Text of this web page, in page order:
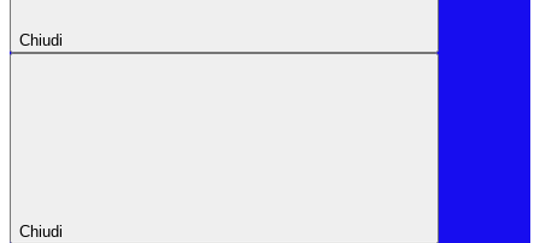
Chiudi
Chiudi